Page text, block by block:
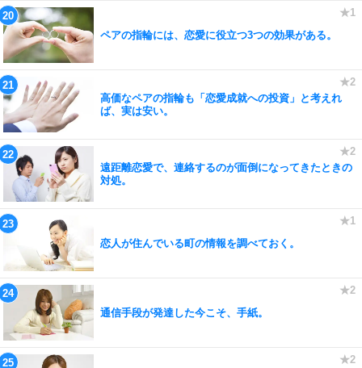
ペアの指輪には、恋愛に役立つ3つの効果がある。
高価なペアの指輪も「恋愛成就への投資」と考えれ
ば、実は安い。
遠距離恋愛で、連絡するのが面倒になってきたときの
対処。
恋人が住んでいる町の情報を調べておく。
通信手段が発達した今こそ、手紙。